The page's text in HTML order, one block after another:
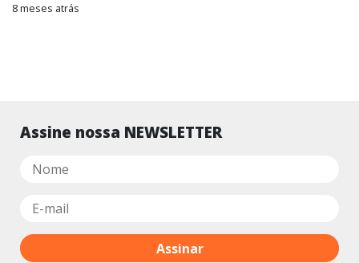
8 meses atrás
Assine nossa NEWSLETTER